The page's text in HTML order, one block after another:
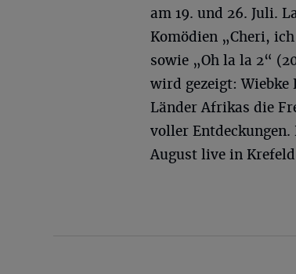
am 19. und 26. Juli.
Komödien „Cheri,
sowie „Oh la la 2“
wird gezeigt:
Länder Afrikas die
voller
August live in